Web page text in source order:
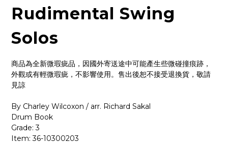
Rudimental Swing
Solos
商品為全新微瑕疵品，因國外寄送途中可能產生些微碰撞痕跡，
外觀或有輕微瑕疵，不影響使用。售出後恕不接受退換貨，敬請
見諒
By Charley Wilcoxon / arr. Richard Sakal
Drum Book
Grade: 3
Item: 36-10300203